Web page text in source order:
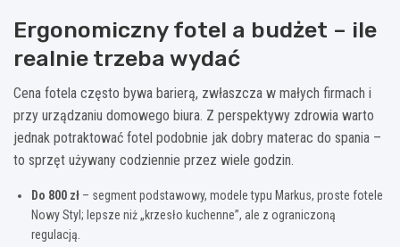
Ergonomiczny fotel a budżet – ile
realnie trzeba wydać
Cena fotela często bywa barierą, zwłaszcza w małych firmach i
przy urządzaniu domowego biura. Z perspektywy zdrowia warto
jednak potraktować fotel podobnie jak dobry materac do spania –
to sprzęt używany codziennie przez wiele godzin.
Do 800 zł – segment podstawowy, modele typu Markus, proste fotele
Nowy Styl; lepsze niż „krzesło kuchenne”, ale z ograniczoną
regulacją.